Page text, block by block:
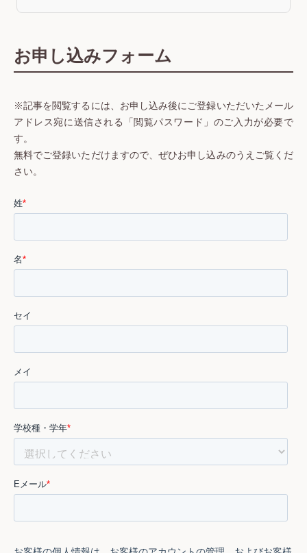
お申し込みフォーム
※記事を閲覧するには、お申し込み後にご登録いただいたメール
アドレス宛に送信される「閲覧パスワード」のご入力が必要で
す。
無料でご登録いただけますので、ぜひお申し込みのうえご覧くだ
さい。